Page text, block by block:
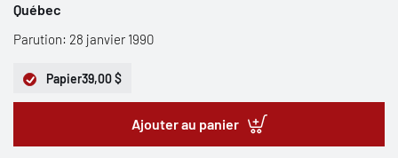
Québec
Parution: 28 janvier 1990
Papier39,00 $
Ajouter au panier